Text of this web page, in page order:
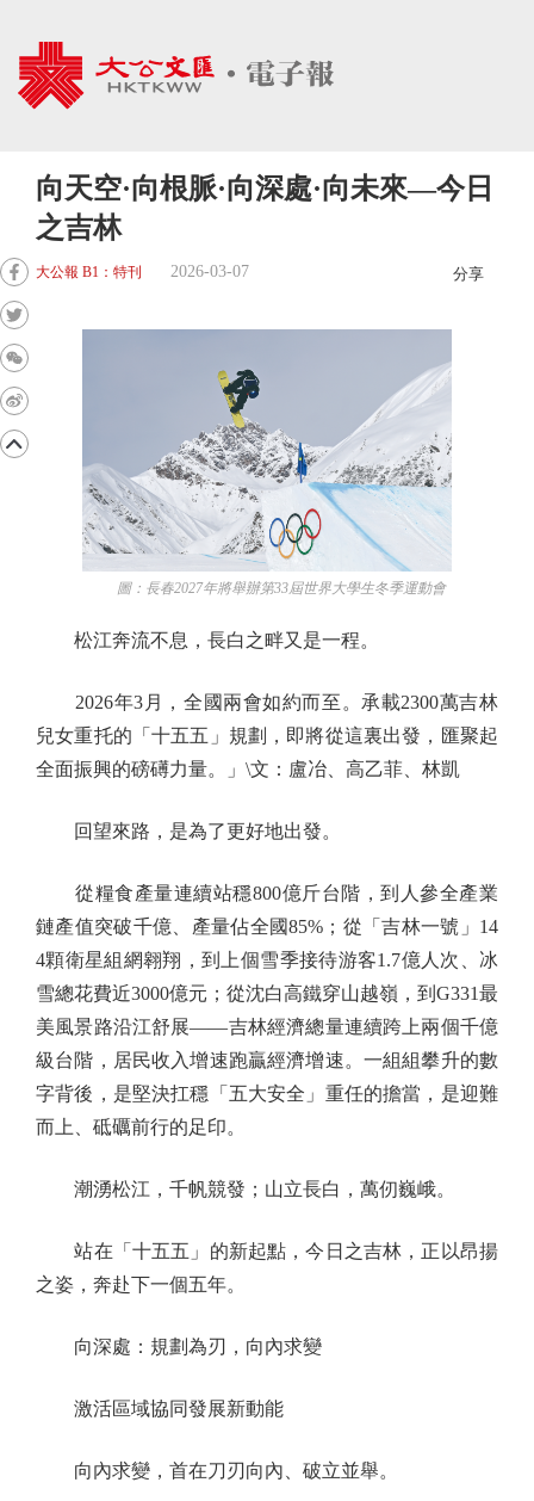
向天空·向根脈·向深處·向未來—今日
之吉林
大公報 B1：特刊 2026-03-07 分享
圖：長春2027年將舉辦第33屆世界大學生冬季運動會
松江奔流不息，長白之畔又是一程。
2026年3月，全國兩會如約而至。承載2300萬吉林
兒女重托的「十五五」規劃，即將從這裏出發，匯聚起
全面振興的磅礡力量。」\文：盧冶、高乙菲、林凱
回望來路，是為了更好地出發。
從糧食產量連續站穩800億斤台階，到人參全產業
鏈產值突破千億、產量佔全國85%；從「吉林一號」14
4顆衛星組網翱翔，到上個雪季接待游客1.7億人次、冰
雪總花費近3000億元；從沈白高鐵穿山越嶺，到G331最
美風景路沿江舒展——吉林經濟總量連續跨上兩個千億
級台階，居民收入增速跑贏經濟增速。一組組攀升的數
字背後，是堅決扛穩「五大安全」重任的擔當，是迎難
而上、砥礪前行的足印。
潮湧松江，千帆競發；山立長白，萬仞巍峨。
站在「十五五」的新起點，今日之吉林，正以昂揚
之姿，奔赴下一個五年。
向深處：規劃為刃，向內求變
激活區域協同發展新動能
向內求變，首在刀刃向內、破立並舉。